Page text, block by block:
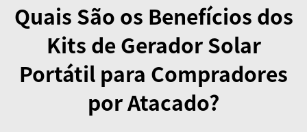
Quais São os Benefícios dos
Kits de Gerador Solar
Portátil para Compradores
por Atacado?